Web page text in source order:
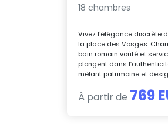
18 chambres
Vivez l'élégance discrète
la place des Vosges.
bain romain voûté et
plongent dans
mêlant patrimoine et
À partir de 769